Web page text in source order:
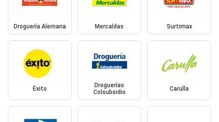
Droguería Alemana Mercaldas Surtimax
Éxito
Droguerías
Colsubsidio
Carulla